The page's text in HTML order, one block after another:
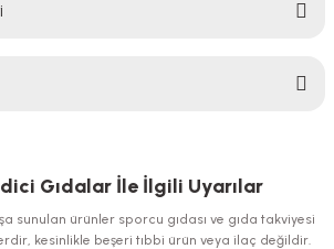
teşekkür ederiz.
Gıdalar İle İlgili Uyarılar
sunulan ürünler sporcu gıdası ve gıda takviyesi
kesinlikle beşeri tıbbi ürün veya ilaç değildir.